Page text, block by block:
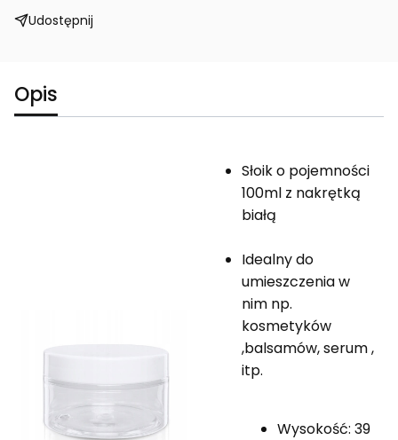
Udostępnij
Opis
Słoik o pojemności
100ml z nakrętką
białą
Idealny do
umieszczenia w
nim np.
kosmetyków
,balsamów, serum ,
itp.
Wysokość: 39